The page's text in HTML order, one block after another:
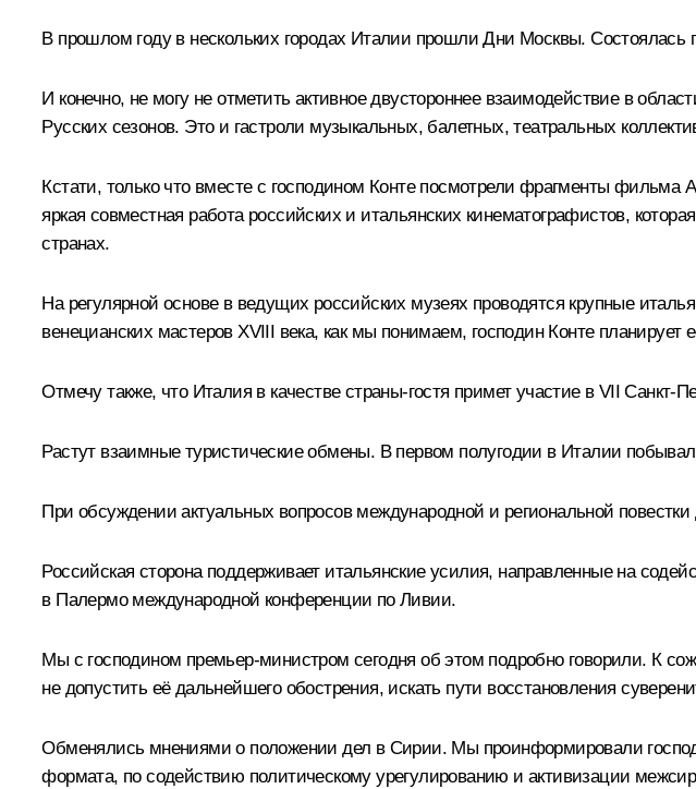
В прошлом году в нескольких городах Италии прошли Дни Москвы. Состоялась
И конечно, не могу не отметить активное двустороннее взаимодействие в
Русских сезонов. Это и гастроли музыкальных, балетных, театральных
Кстати, только что вместе с господином Конте посмотрели фрагменты фильма
яркая совместная работа российских и итальянских кинематографистов,
странах.
На регулярной основе в ведущих российских музеях проводятся крупные
венецианских мастеров XVIII века, как мы понимаем, господин Конте планирует
Отмечу также, что Италия в качестве страны-гостя примет участие в VII
Растут взаимные туристические обмены. В первом полугодии в Италии
При обсуждении актуальных вопросов международной и региональной
Российская сторона поддерживает итальянские усилия, направленные на
в Палермо международной конференции по Ливии.
Мы с господином премьер-министром сегодня об этом подробно говорили. К
не допустить её дальнейшего обострения, искать пути восстановления
Обменялись мнениями о положении дел в Сирии. Мы проинформировали
формата, по содействию политическому урегулированию и активизации